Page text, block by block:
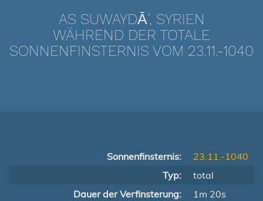
AS SUWAYDĀ’, SYRIEN
WÄHREND DER TOTALE
SONNENFINSTERNIS VOM 23.11.-1040
Sonnenfinsternis:
23.11.-1040
Typ:
total
Dauer der Verfinsterung:
1m 20s